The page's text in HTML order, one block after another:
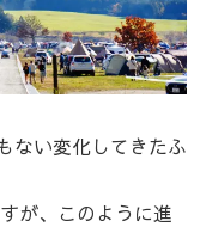
ない変化してきたふ
が、このように進